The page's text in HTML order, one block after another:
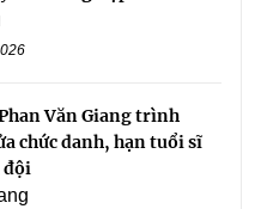
Văn Giang trình
chức danh, hạn tuổi sĩ
đội